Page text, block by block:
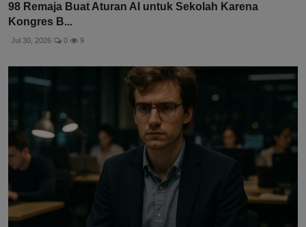
98 Remaja Buat Aturan AI untuk Sekolah Karena
Kongres B...
Jul 30, 2026 0 9